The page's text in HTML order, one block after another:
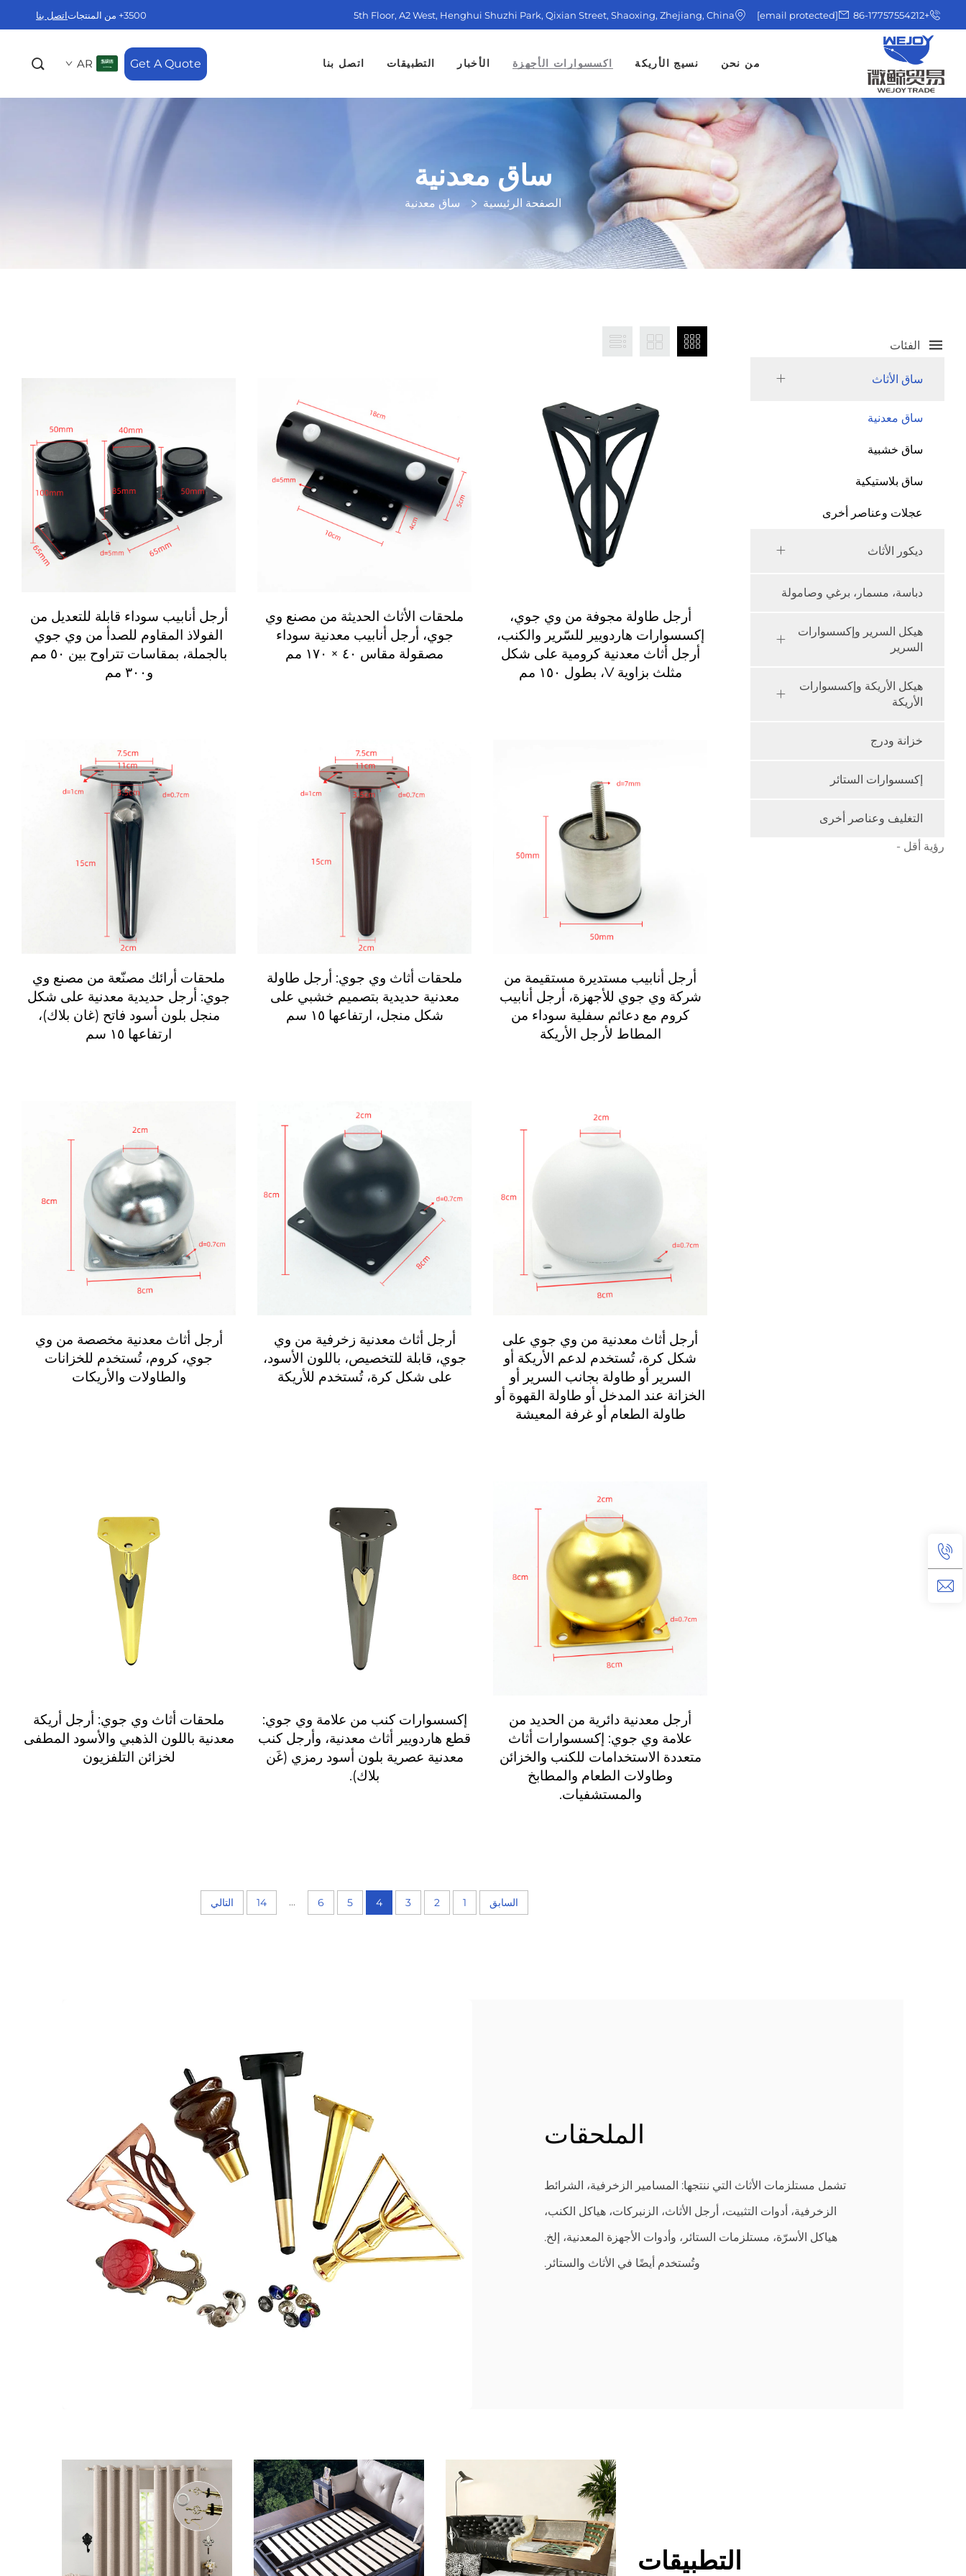
+86-17757554212
[email protected]
5th Floor, A2 West, Henghui Shuzhi Park, Qixian Street, Shaoxing, Zhejiang, China 3500+ من المنتجات اتصل بنا
من نحن نسيج الأريكة اكسسوارات الأجهزة الأخبار التطبيقات اتصل بنا Get A Quote
AR
ساق معدنية
الصفحة الرئيسية ساق معدنية
الفئات
ساق الأثاث
ساق معدنية
ساق خشبية
ساق بلاستيكية
عجلات وعناصر أخرى
ديكور الأثاث
دباسة، مسمار، برغي وصامولة
هيكل السرير وإكسسوارات
السرير
هيكل الأريكة وإكسسوارات
الأريكة
خزانة ودرج
إكسسوارات الستائر
التغليف وعناصر أخرى
رؤية أقل -
أرجل طاولة مجوفة من وي جوي،
إكسسوارات هاردويير للسّرير والكنب،
أرجل أثاث معدنية كرومية على شكل
مثلث بزاوية V، بطول ١٥٠ مم
ملحقات الأثاث الحديثة من مصنع وي
جوي، أرجل أنابيب معدنية سوداء
مصقولة مقاس ٤٠ × ١٧٠ مم
أرجل أنابيب سوداء قابلة للتعديل من
الفولاذ المقاوم للصدأ من وي جوي
بالجملة، بمقاسات تتراوح بين ٥٠ مم
و٣٠٠ مم
أرجل أنابيب مستديرة مستقيمة من
شركة وي جوي للأجهزة، أرجل أنابيب
كروم مع دعائم سفلية سوداء من
المطاط لأرجل الأريكة
ملحقات أثاث وي جوي: أرجل طاولة
معدنية حديدية بتصميم خشبي على
شكل منجل، ارتفاعها ١٥ سم
ملحقات أرائك مصنّعة من مصنع وي
جوي: أرجل حديدية معدنية على شكل
منجل بلون أسود فاتح (غان بلاك)،
ارتفاعها ١٥ سم
أرجل أثاث معدنية من وي جوي على
شكل كرة، تُستخدم لدعم الأريكة أو
السرير أو طاولة بجانب السرير أو
الخزانة عند المدخل أو طاولة القهوة أو
طاولة الطعام أو غرفة المعيشة
أرجل أثاث معدنية زخرفية من وي
جوي، قابلة للتخصيص، باللون الأسود،
على شكل كرة، تُستخدم للأريكة
أرجل أثاث معدنية مخصصة من وي
جوي، كروم، تُستخدم للخزانات
والطاولات والأريكات
أرجل معدنية دائرية من الحديد من
علامة وي جوي: إكسسوارات أثاث
متعددة الاستخدامات للكنب والخزائن
وطاولات الطعام والمطابخ
والمستشفيات.
إكسسوارات كنب من علامة وي جوي:
قطع هاردويير أثاث معدنية، وأرجل كنب
معدنية عصرية بلون أسود رمزي (غَن
بلاك).
ملحقات أثاث وي جوي: أرجل أريكة
معدنية باللون الذهبي والأسود المطفى
لخزائن التلفزيون
السابق 1
2
3
4
5
6
...
14 التالي
الملحقات
تشمل مستلزمات الأثاث التي ننتجها: المسامير الزخرفية، الشرائط
الزخرفية، أدوات التثبيت، أرجل الأثاث، الزنبركات، هياكل الكنب،
هياكل الأسرّة، مستلزمات الستائر، وأدوات الأجهزة المعدنية، إلخ.
وتُستخدم أيضًا في الأثاث والستائر.
التطبيقات